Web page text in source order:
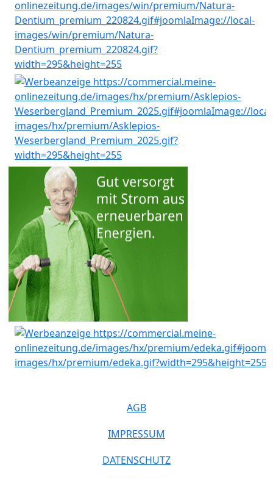
AGB
IMPRESSUM
DATENSCHUTZ